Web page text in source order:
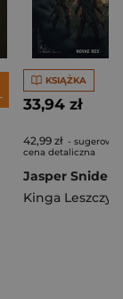
KSIĄŻKA
33,94 zł
42,99 zł -
cena detaliczna
Kinga